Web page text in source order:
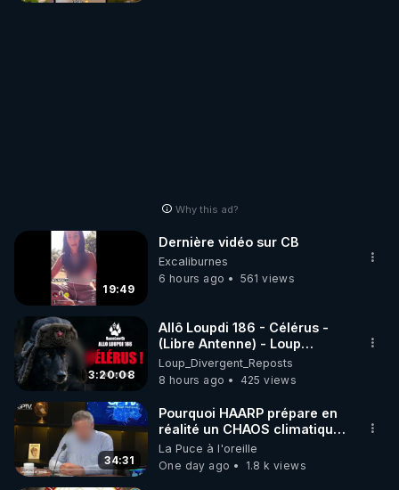
Why this ad?
19:49
Dernière vidéo sur CB
Excaliburnes
6 hours ago
561 views
3:20:08
Allô Loupdi 186 - Célérus -
(Libre Antenne) - Loup
Divergent 2026.08.06
Loup_Divergent_Reposts
8 hours ago
425 views
34:31
Pourquoi HAARP prépare en
réalité un CHAOS climatique,
on répond
La Puce à l'oreille
One day ago
1.8 k views